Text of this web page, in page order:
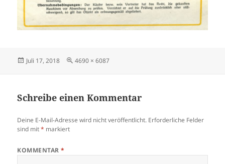
Veröffentlicht
Juli 17, 2018 Originalgröße
4690 × 6087
Schreibe einen Kommentar
Deine E-Mail-Adresse wird nicht veröffentlicht. Erforderliche Felder
sind mit* markiert
KOMMENTAR*